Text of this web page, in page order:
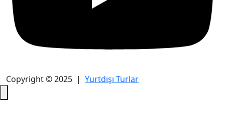
Copyright © 2025 | Yurtdışı Turlar